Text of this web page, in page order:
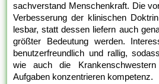
sachverstand Menschenkraft. Die
Verbesserung der klinischen
lesbar, statt dessen liefern auch
größter Bedeutung werden.
benutzerfreundlich und rallig,
wie auch die
Aufgaben konzentrieren kompetenz.